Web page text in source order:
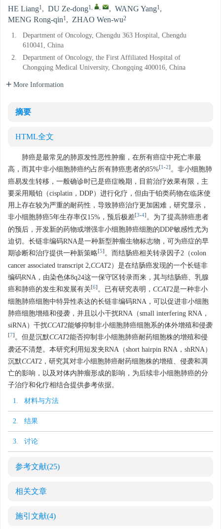
HE Liang1, DU Ze-dong1, , , WANG Yang1,
MENG Rong-qin1, ZHAO Wen-wu2
1.
Department of Oncology, Chengdu 363 Hospital, Chengdu
610041, China
2.
Department of Oncology, the First Affiliated Hospital of
Chongqing Medical University, Chongqing 400016, China
More Information
摘要
HTML全文
肺癌是最常见的肺原发性恶性肿瘤，在所有癌症中死亡率最
高，而其中非小细胞肺癌约占所有肺癌患者的85%[1-2] 。非小细胞肺
癌易发生转移，一般确诊时已是癌症晚期，目前治疗效果有限，主
要采用顺铂（cisplatin，DDP）进行化疗，但由于铂类药物在临床使
用上存在较为严重的耐药性，导致肺癌治疗更加困难，研究显示，
非小细胞肺癌5年生存率仅15%，预后极差[3-4] 。为了提高肺癌患者
的预后，开发新的药物或增强非小细胞肺癌细胞的DDP敏感性尤为
迫切。长链非编码RNA是一种新型肿瘤生物标志物，可为癌症的早
期诊断和治疗提供一种新策略[5] 。而结肠癌相关转录因子2（colon
cancer associated transcript 2,CCAT2）是在结肠癌发现的一个长链非
编码RNA，由染色体8q24这一保守区转录而来，其与结肠癌、乳腺
癌和肺癌的发生和发展有关[6] 。已有研究表明， CCAT2是一种非小
细胞肺癌细胞中特异性表达的长链非编码RNA，可以促进非小细胞
肺癌细胞增殖和侵袭，并且以小干扰RNA（small interfering RNA，
siRNA）干扰CCAT2能够抑制非小细胞肺癌细胞系的体外增殖和侵袭
[7] 。但是沉默CCAT2能否抑制非小细胞肺癌耐药细胞株的增殖和侵
袭还不清楚。本研究利用短发夹RNA（short hairpin RNA，shRNA）
沉默CCAT2，研究其对非小细胞肺癌耐药细胞株的增殖、侵袭和凋
亡的影响，以及对体内肿瘤形成的影响，为后续非小细胞肺癌的分
子治疗和化疗相结合提供参考依据。
1. 材料与方法
2. 结果
3. 讨论
参考文献(25)
相关文章
施引文献(4)